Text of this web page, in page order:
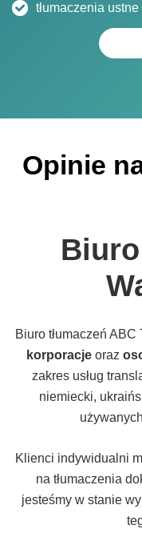
tłumaczenia ustne
Opinie
Biuro tłumaczeń ABC
korporacjeoraz
zakres usług
niemiecki,
Klienci indywidualni
na tłumaczenia
jesteśmy w stanie